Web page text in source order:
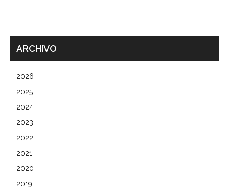
ARCHIVO
2026
2025
2024
2023
2022
2021
2020
2019